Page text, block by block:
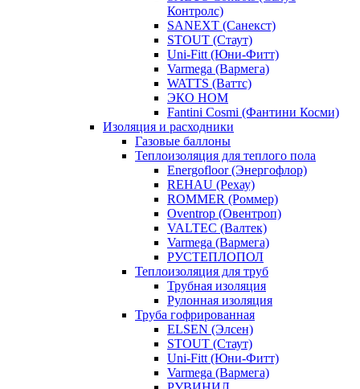
Контролс)
SANEXT (Санекст)
STOUT (Стаут)
Uni-Fitt (Юни-Фитт)
Varmega (Вармега)
WATTS (Ваттс)
ЭКО НОМ
Fantini Cosmi (Фантини Косми)
Изоляция и расходники
Газовые баллоны
Теплоизоляция для теплого пола
Energofloor (Энергофлор)
REHAU (Рехау)
ROMMER (Роммер)
Oventrop (Овентроп)
VALTEC (Валтек)
Varmega (Вармега)
РУСТЕПЛОПОЛ
Теплоизоляция для труб
Трубная изоляция
Рулонная изоляция
Труба гофрированная
ELSEN (Элсен)
STOUT (Стаут)
Uni-Fitt (Юни-Фитт)
Varmega (Вармега)